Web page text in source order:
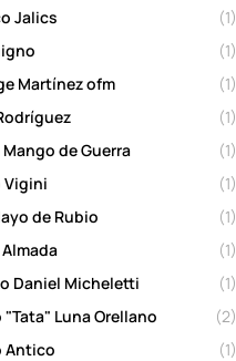
Jalics
(1)
(1)
Martínez ofm
(1)
(1)
de Guerra
(1)
Vigini
(1)
de Rubio
(1)
(1)
Daniel Micheletti
(1)
Luna Orellano
(2)
Antico
(1)